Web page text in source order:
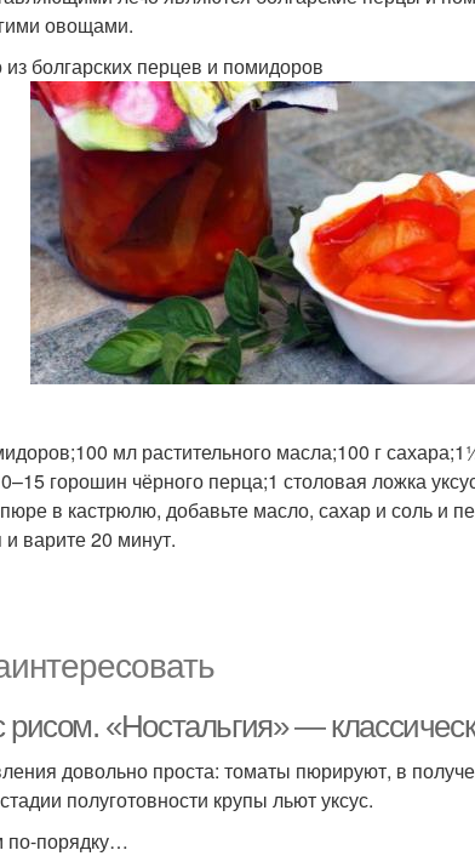
овощами.
из болгарских перцев и помидоров
мл растительного масла;100 г
горошин чёрного перца;1 столовая ложка
в кастрюлю, добавьте масло, сахар и соль и
варите 20 минут.
«Ностальгия» —
довольно проста: томаты пюрируют, в
полуготовности крупы льют уксус.
по-порядку…